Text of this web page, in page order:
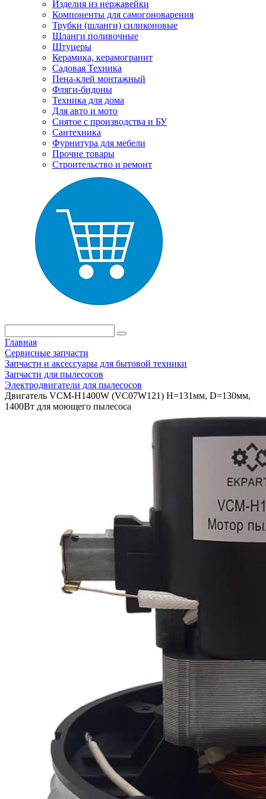
Изделия из нержавейки
Компоненты для самогоноварения
Трубки (шланги) силиконовые
Шланги поливочные
Штуцеры
Керамика, керамогранит
Садовая Техника
Пена-клей монтажный
Фляги-бидоны
Техника для дома
Для авто и мото
Снятое с производства и БУ
Сантехника
Фурнитура для мебели
Прочие товары
Строительство и ремонт
Главная
Сервисные запчасти
Запчасти и аксессуары для бытовой техники
Запчасти для пылесосов
Электродвигатели для пылесосов
Двигатель VCM-H1400W (VC07W121) H=131мм, D=130мм,
1400Вт для моющего пылесоса